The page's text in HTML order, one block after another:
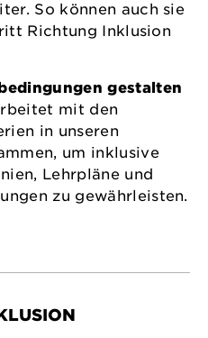
So können auch sie
Richtung Inklusion
gestalten
mit den
in unseren
um inklusive
Lehrpläne und
zu gewährleisten.